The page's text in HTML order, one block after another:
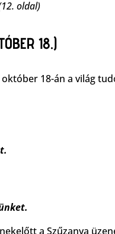
oldal)
18.)
18-án a világ
a Szűzanya